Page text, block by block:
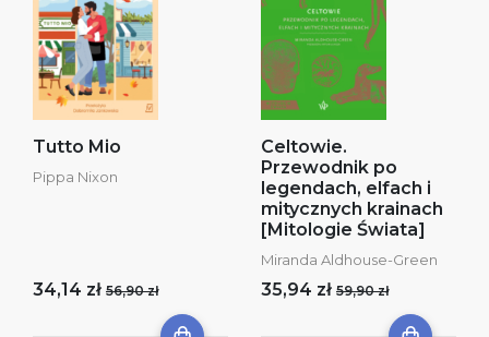
Tutto Mio
Pippa Nixon
34,14 zł 56,90 zł
Celtowie.
Przewodnik po
legendach, elfach i
mitycznych krainach
[Mitologie Świata]
Miranda Aldhouse-Green
35,94 zł 59,90 zł